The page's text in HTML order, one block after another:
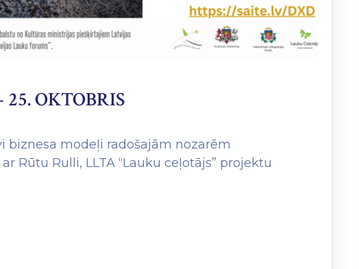
OKTOBRIS
biznesa modeļi radošajām nozarēm
Rūtu Rulli, LLTA “Lauku ceļotājs” projektu